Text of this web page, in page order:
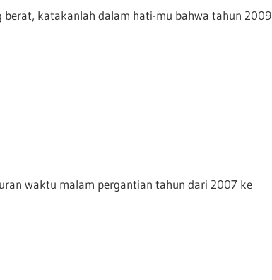
katakanlah dalam hati-mu bahwa tahun 2009
waktu malam pergantian tahun dari 2007 ke